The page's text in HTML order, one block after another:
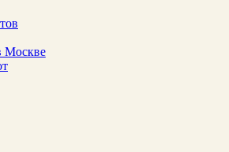
Москве